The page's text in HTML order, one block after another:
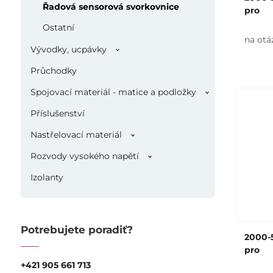
Řadová sensorová svorkovnice
Ostatní
Vývodky, ucpávky
Průchodky
Spojovací materiál - matice a podložky
Příslušenství
Nastřelovací materiál
Rozvody vysokého napětí
Izolanty
Potrebujete poradiť?
+421 905 661 713
pro
na
2000-
pro